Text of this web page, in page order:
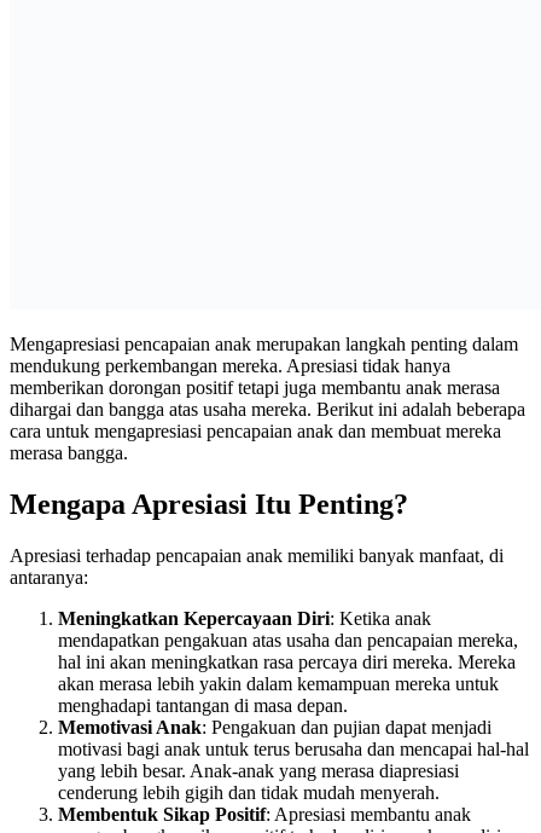
Mengapresiasi pencapaian anak merupakan langkah penting dalam
mendukung perkembangan mereka. Apresiasi tidak hanya
memberikan dorongan positif tetapi juga membantu anak merasa
dihargai dan bangga atas usaha mereka. Berikut ini adalah beberapa
cara untuk mengapresiasi pencapaian anak dan membuat mereka
merasa bangga.
Mengapa Apresiasi Itu Penting?
Apresiasi terhadap pencapaian anak memiliki banyak manfaat, di
antaranya:
Meningkatkan Kepercayaan Diri: Ketika anak
mendapatkan pengakuan atas usaha dan pencapaian mereka,
hal ini akan meningkatkan rasa percaya diri mereka. Mereka
akan merasa lebih yakin dalam kemampuan mereka untuk
menghadapi tantangan di masa depan.
Memotivasi Anak: Pengakuan dan pujian dapat menjadi
motivasi bagi anak untuk terus berusaha dan mencapai hal-hal
yang lebih besar. Anak-anak yang merasa diapresiasi
cenderung lebih gigih dan tidak mudah menyerah.
Membentuk Sikap Positif: Apresiasi membantu anak